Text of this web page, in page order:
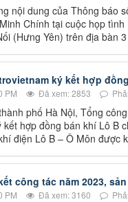
nội dung của Thông báo
Chính tại cuộc họp
(Hưng Yên) trên địa bàn
ký kết hợp
PM Đã xem: 2853
phố Hà Nội, Tổng
kết hợp đồng bán khí Lô B
điện Lô B – Ô Môn được
công tác năm 2023,
PM Đã xem: 3160